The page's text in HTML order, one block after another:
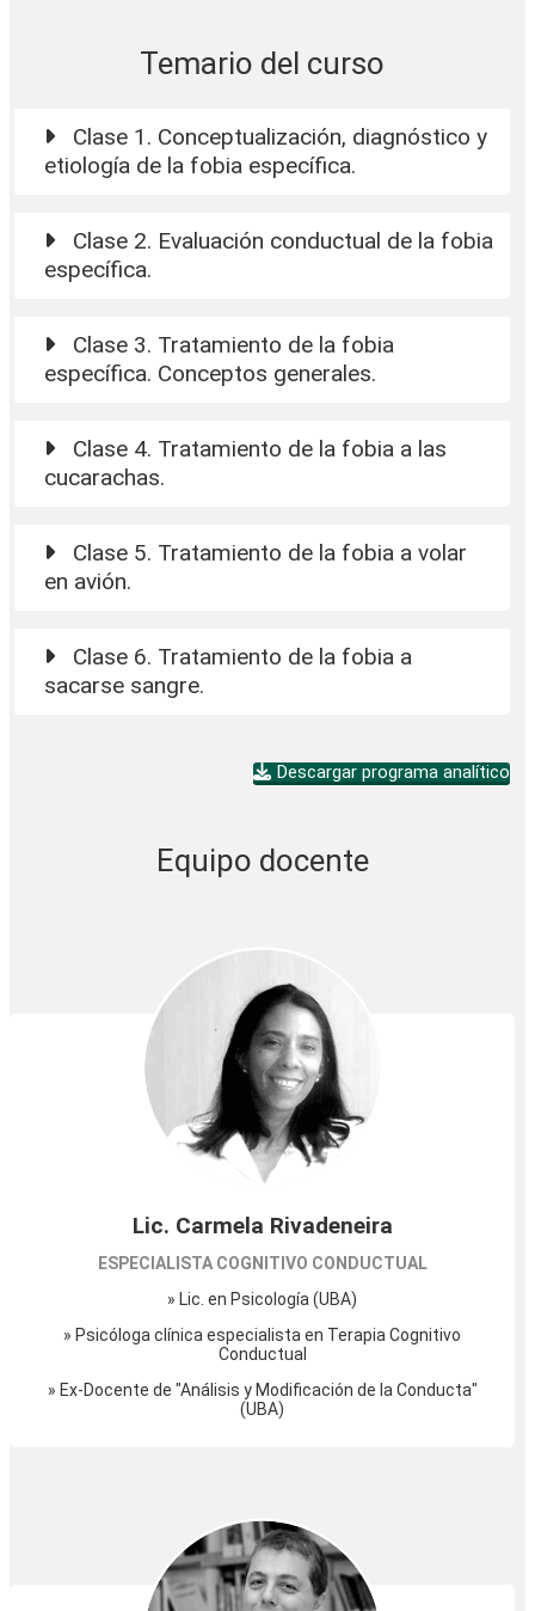
Temario del curso
Clase 1. Conceptualización, diagnóstico y
etiología de la fobia específica.
Clase 2. Evaluación conductual de la fobia
específica.
Clase 3. Tratamiento de la fobia
específica. Conceptos generales.
Clase 4. Tratamiento de la fobia a las
cucarachas.
Clase 5. Tratamiento de la fobia a volar
en avión.
Clase 6. Tratamiento de la fobia a
sacarse sangre.
Descargar programa analítico
Equipo docente
Lic. Carmela Rivadeneira
ESPECIALISTA COGNITIVO CONDUCTUAL
» Lic. en Psicología (UBA)
» Psicóloga clínica especialista en Terapia Cognitivo
Conductual
» Ex-Docente de "Análisis y Modificación de la Conducta"
(UBA)